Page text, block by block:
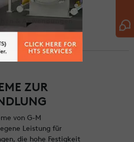
& Anwendungen
ZUR
von G-M
Leistung für
die hohe Festigkeit